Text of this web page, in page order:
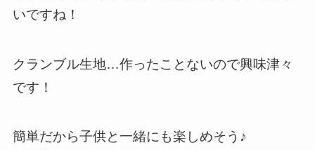
いですね！
クランブル生地…作ったことないので興味津々
です！
簡単だから子供と一緒にも楽しめそう♪